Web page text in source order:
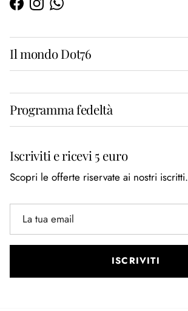
Facebook
InstagramWhatsApp
Il mondo Dot76
Programma fedeltà
Iscriviti e ricevi 5 euro
Scopri le offerte riservate ai nostri iscritti.
ISCRIVITI